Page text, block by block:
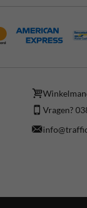
Vragen?